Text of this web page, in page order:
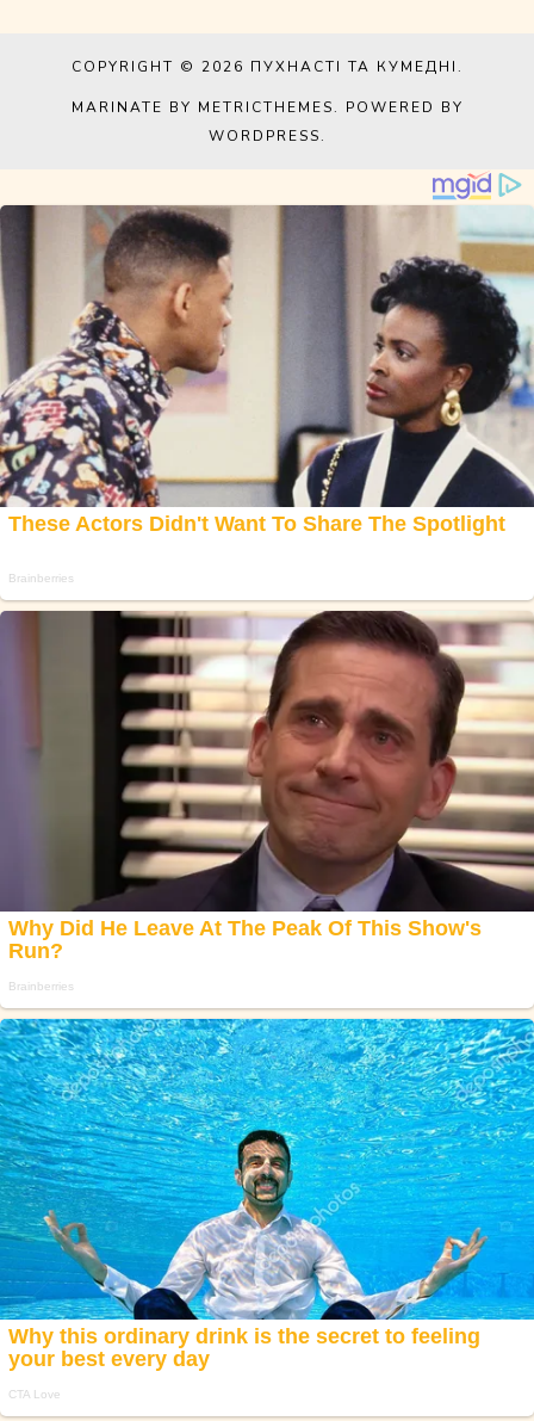
COPYRIGHT © 2026 ПУХНАСТІ ТА КУМЕДНІ.
MARINATE BY METRICTHEMES. POWERED BY
WORDPRESS.